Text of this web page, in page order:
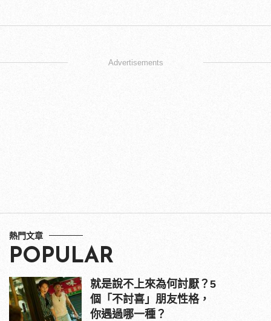
Advertisements
熱門文章
POPULAR
就是說不上來為何討厭？5
個「不討喜」朋友性格，
你遇過哪一種？